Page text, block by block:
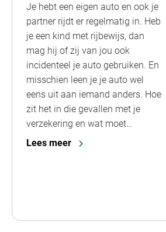
Je hebt een eigen auto en ook je
partner rijdt er regelmatig in. Heb
je een kind met rijbewijs, dan
mag hij of zij van jou ook
incidenteel je auto gebruiken. En
misschien leen je je auto wel
eens uit aan iemand anders. Hoe
zit het in die gevallen met je
verzekering en wat moet…
Lees meer